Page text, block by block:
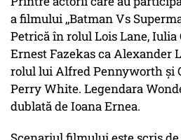
a filmului ,,Batman Vs
Petrică în rolul Lois Lane,
Ernest Fazekas ca Alexander
rolul lui Alfred Pennyworth şi
Perry White. Legendara
dublată de Ioana Ernea.